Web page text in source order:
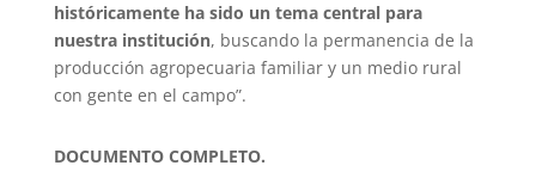
históricamente ha sido un tema central para
nuestra institución, buscando la permanencia de la
producción agropecuaria familiar y un medio rural
con gente en el campo”.
DOCUMENTO COMPLETO.